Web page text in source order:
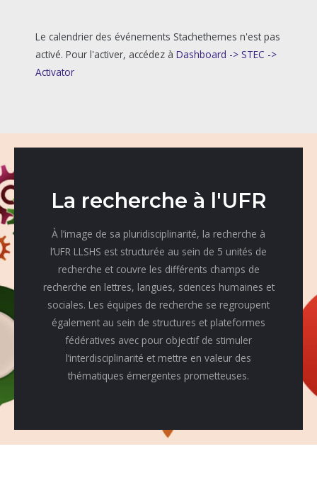
Le calendrier des événements Stachethemes n'est pas
activé. Pour l'activer, accédez à Dashboard -> STEC ->
Activator
La recherche à l'UFR
À l’image de sa pluridisciplinarité, la recherche à
l’UFR LLSHS est structurée au sein de 5 unités de
recherche et couvre les différents champs de
recherche en lettres, langues, sciences humaines et
sociales. Les équipes de recherche se regroupent
également au sein de structures et plateformes
fédératives avec pour objectif de stimuler
l’interdisciplinarité et mettre en valeur des
thématiques émergentes prometteuses.